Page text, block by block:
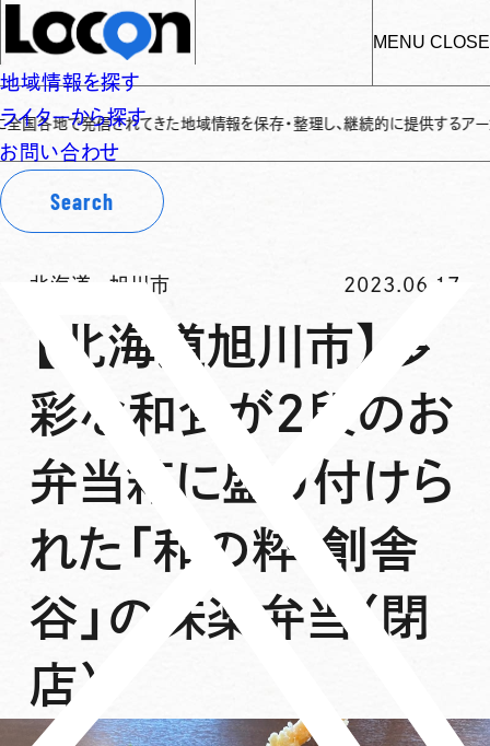
MENU CLOSE
地域情報を探す
ライターから探す
お問い合わせ
Search
発信されてきた地域情報を保存・整理し、継続的に提供するアーカイブサイ
北海道 -旭川市 2023.06.17
【北海道旭川市】多
彩な和食が2段のお
弁当箱に盛り付けら
れた「和の粋 創舎
谷」の味楽弁当（閉
店）